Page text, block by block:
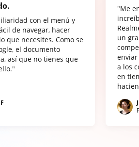
con el menú y
de navegar, hacer
que necesites. Como se
el documento
así que no tienes que
"Me
un
a los
en